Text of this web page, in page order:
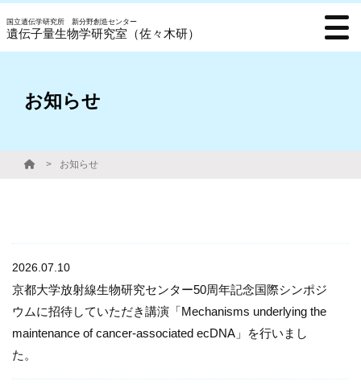
国立遺伝学研究所 新分野創造センター
遺伝子量生物学研究室（佐々木研）
お知らせ
お知らせ
2026.07.10
京都大学放射線生物研究センター50周年記念国際シンポジ
ウムに招待していただき講演「Mechanisms underlying the
maintenance of cancer-associated ecDNA」を行いまし
た。